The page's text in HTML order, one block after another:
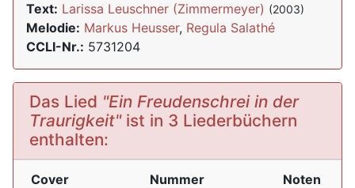
Text: Larissa Leuschner (Zimmermeyer) (2003)
Melodie: Markus Heusser, Regula Salathé
CCLI-Nr.: 5731204
Das Lied "Ein Freudenschrei in der
Traurigkeit"ist in 3 Liederbüchern
enthalten:
Cover Nummer Noten